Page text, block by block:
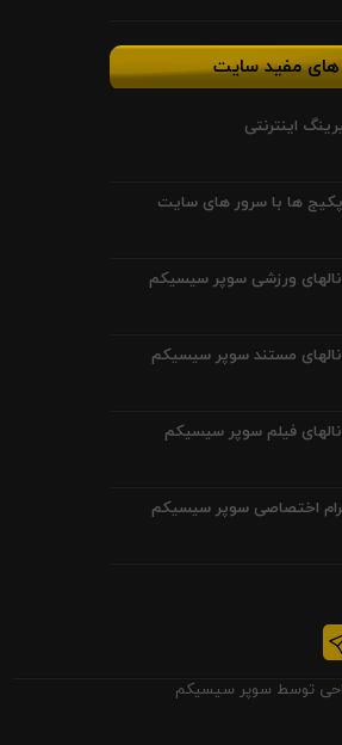
های مفید سایت
اینترنتی
ها با سرور های سایت
ورزشی سوپر سیسیکم
مستند سوپر سیسیکم
فیلم سوپر سیسیکم
اختصاصی سوپر سیسیکم
توسط سوپر سیسیکم